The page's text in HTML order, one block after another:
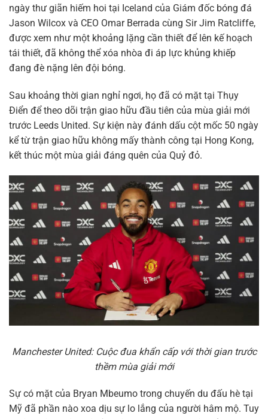
ngày thư giãn hiếm hoi tại Iceland của Giám đốc bóng đá
Jason Wilcox và CEO Omar Berrada cùng Sir Jim Ratcliffe,
được xem như một khoảng lặng cần thiết để lên kế hoạch
tái thiết, đã không thể xóa nhòa đi áp lực khủng khiếp
đang đè nặng lên đội bóng.
Sau khoảng thời gian nghỉ ngơi, họ đã có mặt tại Thụy
Điển để theo dõi trận giao hữu đầu tiên của mùa giải mới
trước Leeds United. Sự kiện này đánh dấu cột mốc 50 ngày
kể từ trận giao hữu không mấy thành công tại Hong Kong,
kết thúc một mùa giải đáng quên của Quỷ đỏ.
Manchester United: Cuộc đua khẩn cấp với thời gian trước
thềm mùa giải mới
Sự có mặt của Bryan Mbeumo trong chuyến du đấu hè tại
Mỹ đã phần nào xoa dịu sự lo lắng của người hâm mộ. Tuy